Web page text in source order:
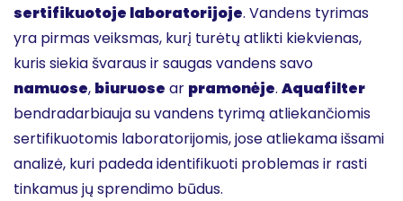
sertifikuotoje laboratorijoje. Vandens tyrimas
yra pirmas veiksmas, kurį turėtų atlikti kiekvienas,
kuris siekia švaraus ir saugas vandens savo
namuose, biuruose ar pramonėje. Aquafilter
bendradarbiauja su vandens tyrimą atliekančiomis
sertifikuotomis laboratorijomis, jose atliekama išsami
analizė, kuri padeda identifikuoti problemas ir rasti
tinkamus jų sprendimo būdus.